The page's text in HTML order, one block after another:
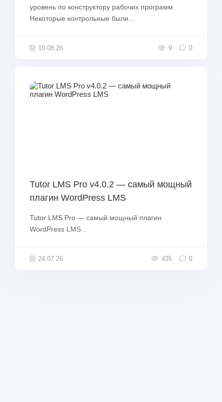
уровень по конструктору рабочих программ.
Некоторые контрольные были...
10.08.26 9 0
Tutor LMS Pro v4.0.2 — самый мощный
плагин WordPress LMS
Tutor LMS Pro — самый мощный плагин
WordPress LMS...
24.07.26 435 0